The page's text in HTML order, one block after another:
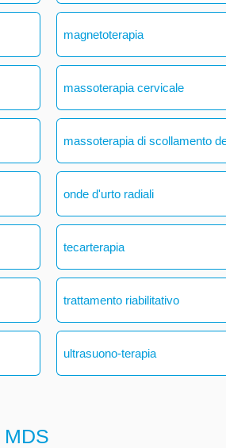
magnetoterapia
massoterapia cervicale
massoterapia di scollamento
onde d'urto radiali
tecarterapia
trattamento riabilitativo
ultrasuono-terapia